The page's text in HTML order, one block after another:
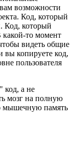
возможности
Код, который
Код, который
какой-то момент
видеть общие
вы копируете код,
пользователя
код, а не
мозг на полную
мышечную память